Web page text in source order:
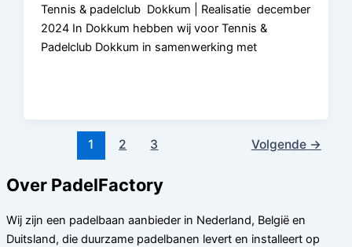
Tennis & padelclub Dokkum | Realisatie december
2024 In Dokkum hebben wij voor Tennis &
Padelclub Dokkum in samenwerking met
1 2 3 Volgende →
Over PadelFactory
Wij zijn een padelbaan aanbieder in Nederland, België en
Duitsland, die duurzame padelbanen levert en installeert op